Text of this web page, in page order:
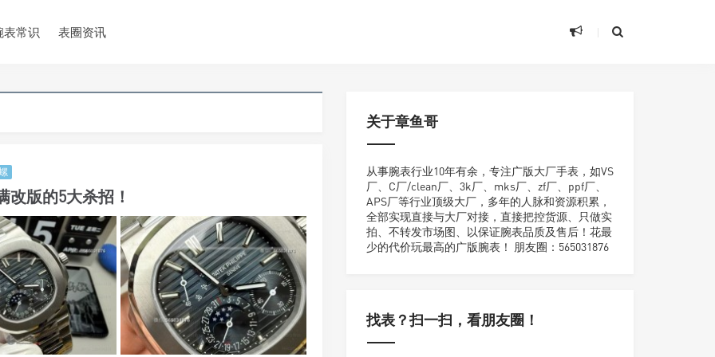
表常识 表圈资讯
改版的5大杀招！
关于章鱼哥
从事腕表行业10年有余，专注广版大厂手表，如VS
厂、C厂/clean厂、3k厂、mks厂、zf厂、ppf厂、
APS厂等行业顶级大厂，多年的人脉和资源积累，
全部实现直接与大厂对接，直接把控货源、只做实
拍、不转发市场图、以保证腕表品质及售后！花最
少的代价玩最高的广版腕表！ 朋友圈：565031876
找表？扫一扫，看朋友圈！